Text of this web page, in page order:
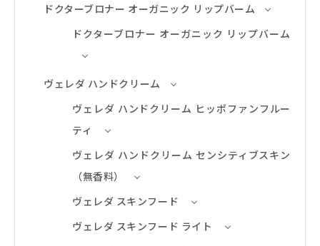
ドクターブロナー オーガニック リップバーム
ドクターブロナー オーガニック リップバーム
ヴェレダ ハンドクリーム
ヴェレダ ハンドクリーム ヒッポファンフルー
ティ
ヴェレダ ハンドクリーム センシティブスキン
（無香料）
ヴェレダ スキンフード
ヴェレダ スキンフード ライト